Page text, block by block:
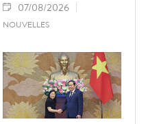
07/08/2026
NOUVELLES